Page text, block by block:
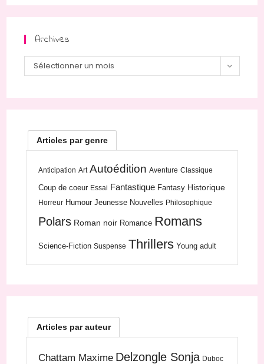
Archives
Archives
Sélectionner un mois
Articles par genre
Anticipation Art Autoédition Aventure Classique
Coup de coeur Essai Fantastique Fantasy Historique
Horreur Humour Jeunesse Nouvelles Philosophique
Polars Roman noir Romance Romans
Science-Fiction Suspense Thrillers Young adult
Articles par auteur
Chattam Maxime Delzongle Sonja Duboc